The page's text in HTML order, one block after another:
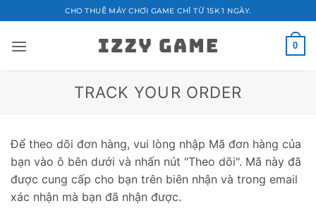
qua
nội
CHO THUÊ MÁY CHƠI GAME CHỈ TỪ 15K 1 NGÀY.
0
TRACK YOUR ORDER
Để theo dõi đơn hàng, vui lòng nhập Mã đơn hàng của
bạn vào ô bên dưới và nhấn nút "Theo dõi". Mã này đã
được cung cấp cho bạn trên biên nhận và trong email
xác nhận mà bạn đã nhận được.